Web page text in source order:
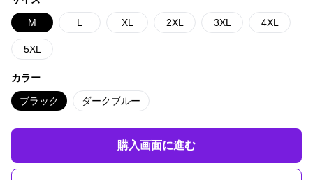
M L XL 2XL 3XL 4XL
5XL
カラー
ブラック ダークブルー
購入画面に進む